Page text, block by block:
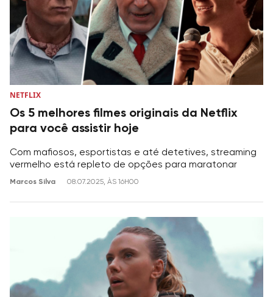
NETFLIX
Os 5 melhores filmes originais da Netflix
para você assistir hoje
Com mafiosos, esportistas e até detetives, streaming
vermelho está repleto de opções para maratonar
Marcos Silva 08.07.2025, ÀS 16H00